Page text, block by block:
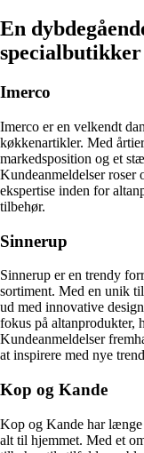
En
Imerco
Imerco er en velkendt
køkkenartikler. Med
markedsposition og et
Kundeanmeldelser roser
ekspertise inden for
tilbehør.
Sinnerup
Sinnerup er en trendy
sortiment. Med en unik
ud med innovative
fokus på altanprodukter,
Kundeanmeldelser
at inspirere med nye
Kop og Kande
Kop og Kande har
alt til hjemmet. Med et